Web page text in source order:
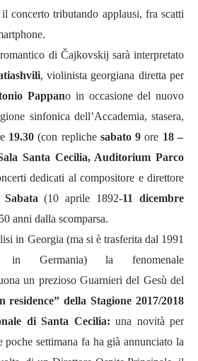
concerto tributando applausi, fra scatti
di Čajkovskij sarà interpretato
, violinista georgiana diretta per
Pappano in occasione del nuovo
sinfonica dell’Accademia, stasera,
19.30(con repliche sabato 9ore 18 –
Santa Cecilia, Auditorium Parco
dedicati al compositore e direttore
(10 aprile 1892-11 dicembre
anni dalla scomparsa.
in Georgia (ma si è trasferita dal 1991
Germania) la fenomenale
un prezioso Guarnieri del Gesù del
residence” della Stagione 2017/2018
di Santa Cecilia: una novità per
poche settimana fa ha già annunciato la